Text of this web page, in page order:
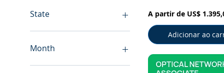
State
Alabama
Arizona
Florida
Month
August
A partir de US$
Preço promocional
Adicionar ao